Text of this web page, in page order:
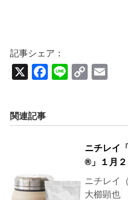
記事シェア：
X Facebook
LineCopy
関連記事
ニチレイ
®」１月
ニチレイ
大櫛顕也